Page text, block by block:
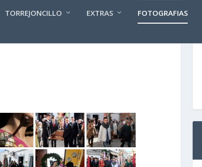
TORREJONCILLO EXTRAS FOTOGRAFIAS